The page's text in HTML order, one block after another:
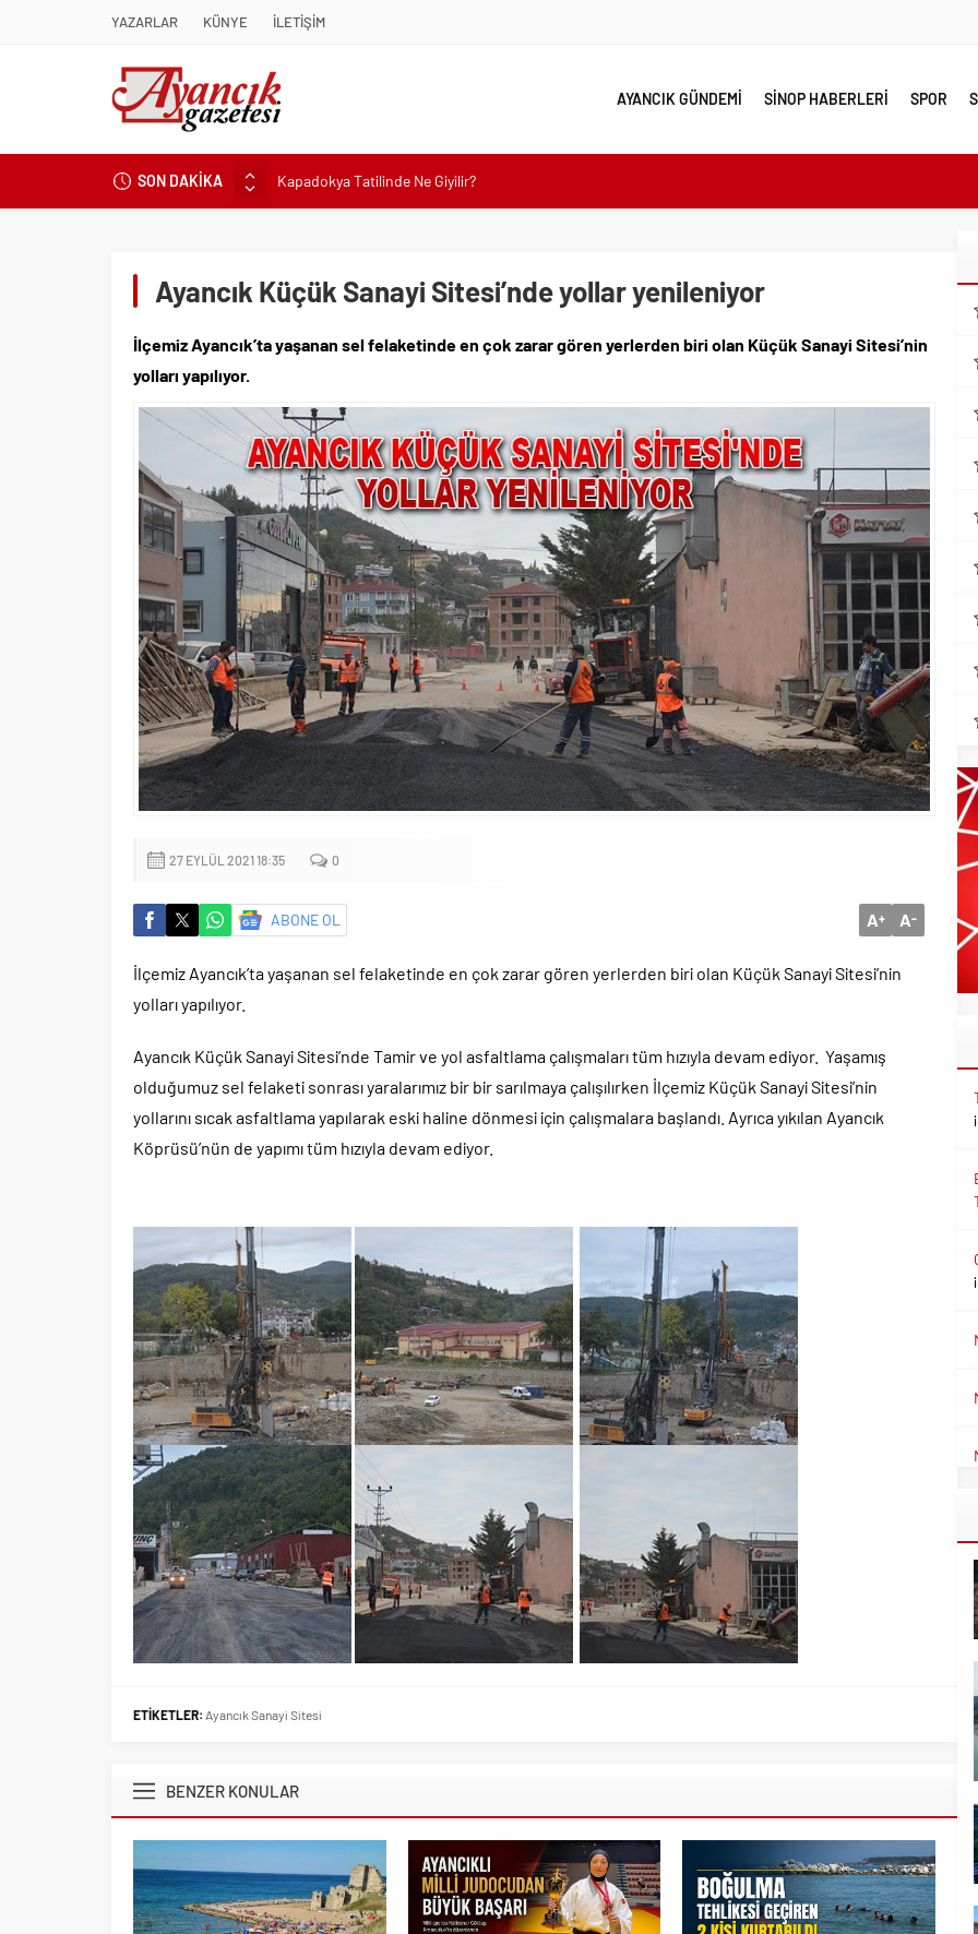
YAZARLAR KÜNYE İLETİŞİM
AYANCIK GÜNDEMİ SİNOP HABERLERİ SPOR
SON DAKİKA
Kapadokya Tatilinde Ne Giyilir?
Büyükakın’dan İzmit’in geleceğine yakın takip
Kaykay Şampiyonasının Kalbi Osmangazi’de Attı
Didim Belediyesi Üretiyor, Didim Güzelleşiyor
Başkan Çerçioğlu’nun Sağlık Yatırımlarından Her Gün Yüzlerce Vatandaş Faydalanıyor
Sinop’ta Denize Girilecek 3 Mükemmel Yer
Maltese Terrier İlk Kez Köpek Sahiplenecekler İçin Uygun mu?
Ayancık Küçük Sanayi Sitesi’nde yollar yenileniyor
İlçemiz Ayancık’ta yaşanan sel felaketinde en çok zarar gören yerlerden biri olan Küçük Sanayi Sitesi’nin
yolları yapılıyor.
27 EYLÜL 2021 18:35 0
ABONE OL A+ A-
İlçemiz Ayancık’ta yaşanan sel felaketinde en çok zarar gören yerlerden biri olan Küçük Sanayi Sitesi’nin
yolları yapılıyor.
Ayancık Küçük Sanayi Sitesi’nde Tamir ve yol asfaltlama çalışmaları tüm hızıyla devam ediyor. Yaşamış
olduğumuz sel felaketi sonrası yaralarımız bir bir sarılmaya çalışılırken İlçemiz Küçük Sanayi Sitesi’nin
yollarını sıcak asfaltlama yapılarak eski haline dönmesi için çalışmalara başlandı. Ayrıca yıkılan Ayancık
Köprüsü’nün de yapımı tüm hızıyla devam ediyor.
ETİKETLER: Ayancık Sanayi Sitesi
BENZER KONULAR